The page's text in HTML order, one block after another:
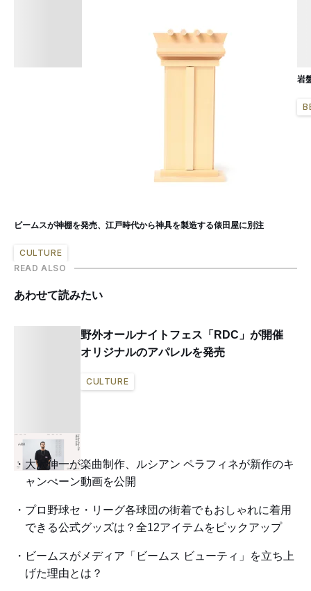
ビームスが神棚を発売、江戸時代から神具を製造する俵田屋に別注
CULTURE
岩
READ ALSO
あわせて読みたい
野外オールナイトフェス「RDC」が開催
オリジナルのアパレルを発売
CULTURE
大沢伸一が楽曲制作、ルシアン ペラフィネが新作のキ
ャンぺーン動画を公開
プロ野球セ・リーグ各球団の街着でもおしゃれに着用
できる公式グッズは？全12アイテムをピックアップ
ビームスがメディア「ビームス ビューティ」を立ち上
げた理由とは？